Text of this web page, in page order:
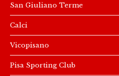
San Giuliano Terme
Calci
Vicopisano
Pisa Sporting Club